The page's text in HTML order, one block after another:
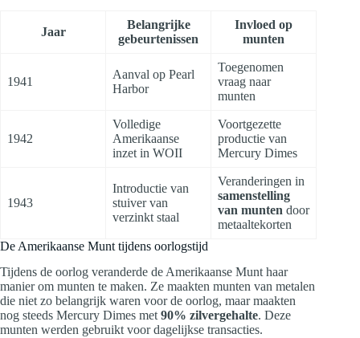
Jaar
Belangrijke
gebeurtenissen
Invloed op
munten
1941
Aanval op Pearl
Harbor
Toegenomen
vraag naar
munten
1942
Volledige
Amerikaanse
inzet in WOII
Voortgezette
productie van
Mercury Dimes
1943
Introductie van
stuiver van
verzinkt staal
Veranderingen in
samenstelling
van munten door
metaaltekorten
De Amerikaanse Munt tijdens oorlogstijd
Tijdens de oorlog veranderde de Amerikaanse Munt haar
manier om munten te maken. Ze maakten munten van metalen
die niet zo belangrijk waren voor de oorlog, maar maakten
nog steeds Mercury Dimes met90% zilvergehalte. Deze
munten werden gebruikt voor dagelijkse transacties.